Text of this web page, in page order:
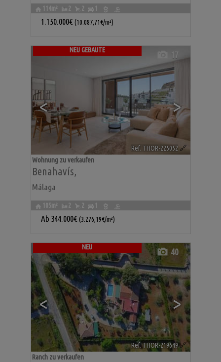
114m² 2 2 1
1.150.000€ (10.087,71€/m²)
NEU GEBAUTE
< >
17
Ref. THOR-225052 🔗
Benahavís,
Málaga
Wohnung zu verkaufen
105m² 2 2 1
Ab 344.000€ (3.276,19€/m²)
NEU
< >
40
Ref. THOR-219649🔗
Ranch zu verkaufen